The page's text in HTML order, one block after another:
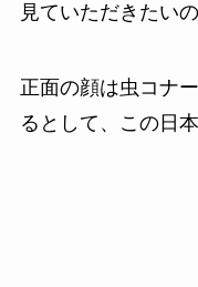
見ていただきたい
正面の顔は虫コナ
るとして、この日